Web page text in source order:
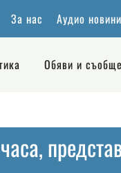
За нас Аудио новини
Обяви и